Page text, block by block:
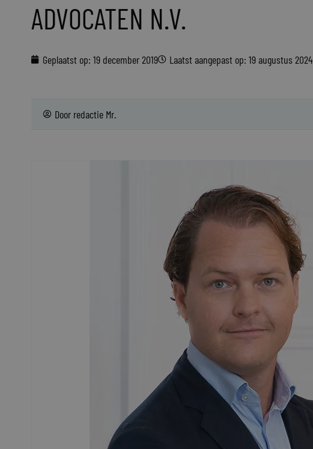
ADVOCATEN N.V.
Geplaatst op: 19 december 2019 Laatst aangepast op: 19 augustus 2024
Door redactie Mr.